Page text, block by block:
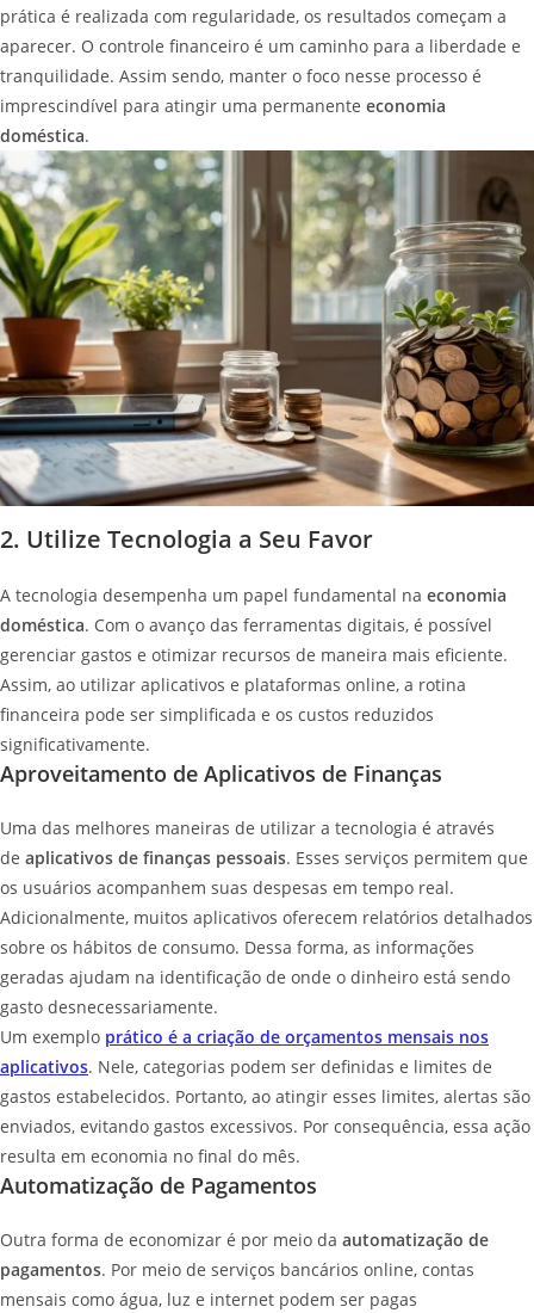
prática é realizada com regularidade, os resultados começam a
aparecer. O controle financeiro é um caminho para a liberdade e
tranquilidade. Assim sendo, manter o foco nesse processo é
imprescindível para atingir uma permanente economia
doméstica.
2. Utilize Tecnologia a Seu Favor
A tecnologia desempenha um papel fundamental na economia
doméstica. Com o avanço das ferramentas digitais, é possível
gerenciar gastos e otimizar recursos de maneira mais eficiente.
Assim, ao utilizar aplicativos e plataformas online, a rotina
financeira pode ser simplificada e os custos reduzidos
significativamente.
Aproveitamento de Aplicativos de Finanças
Uma das melhores maneiras de utilizar a tecnologia é através
de aplicativos de finanças pessoais. Esses serviços permitem que
os usuários acompanhem suas despesas em tempo real.
Adicionalmente, muitos aplicativos oferecem relatórios detalhados
sobre os hábitos de consumo. Dessa forma, as informações
geradas ajudam na identificação de onde o dinheiro está sendo
gasto desnecessariamente.
Um exemplo prático é a criação de orçamentos mensais nos
aplicativos. Nele, categorias podem ser definidas e limites de
gastos estabelecidos. Portanto, ao atingir esses limites, alertas são
enviados, evitando gastos excessivos. Por consequência, essa ação
resulta em economia no final do mês.
Automatização de Pagamentos
Outra forma de economizar é por meio da automatização de
pagamentos. Por meio de serviços bancários online, contas
mensais como água, luz e internet podem ser pagas